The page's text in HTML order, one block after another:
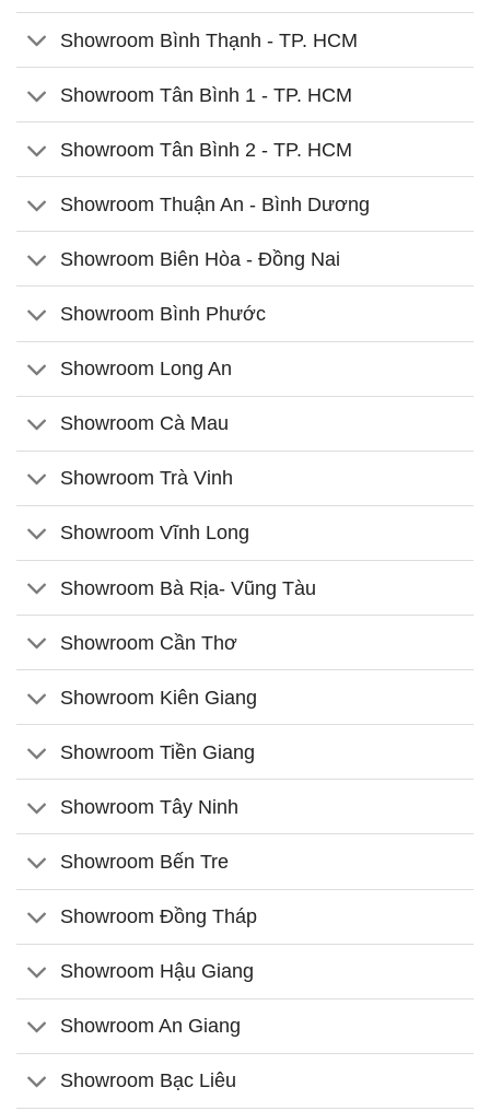
Showroom Bình Thạnh - TP. HCM
Showroom Tân Bình 1 - TP. HCM
Showroom Tân Bình 2 - TP. HCM
Showroom Thuận An - Bình Dương
Showroom Biên Hòa - Đồng Nai
Showroom Bình Phước
Showroom Long An
Showroom Cà Mau
Showroom Trà Vinh
Showroom Vĩnh Long
Showroom Bà Rịa- Vũng Tàu
Showroom Cần Thơ
Showroom Kiên Giang
Showroom Tiền Giang
Showroom Tây Ninh
Showroom Bến Tre
Showroom Đồng Tháp
Showroom Hậu Giang
Showroom An Giang
Showroom Bạc Liêu